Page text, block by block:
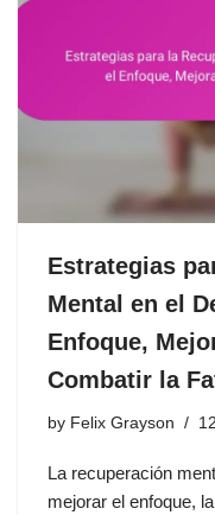
Estrategias
Mental en el
Enfoque,
Combatir la
by Felix Grayson
La recuperación
mejorar el enfoque,